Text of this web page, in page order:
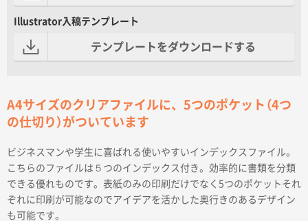
Illustrator入稿テンプレート
テンプレートをダウンロードする
A4サイズのクリアファイルに、5つのポケット（4つ
の仕切り）がついています
ビジネスマンや学生に喜ばれる使いやすいインデックスファイル。
こちらのファイルは５つのインデックス付き。効率的に書類を分類
できる優れものです。表紙のみの印刷だけでなく5つのポケットそれ
ぞれに印刷が可能なのでアイデアを活かした奥行きのあるデザイン
も可能です。